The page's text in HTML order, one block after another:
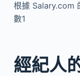
根據 Salary.com
數1
經紀人